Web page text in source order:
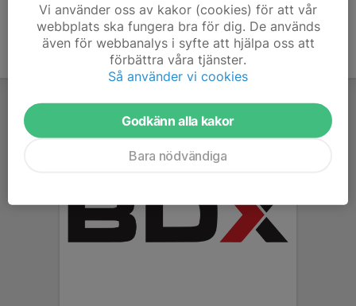
Vi använder oss av kakor (cookies) för att vår
webbplats ska fungera bra för dig. De används
även för webbanalys i syfte att hjälpa oss att
förbättra våra tjänster.
Så använder vi cookies
Godkänn alla kakor
Bara nödvändiga